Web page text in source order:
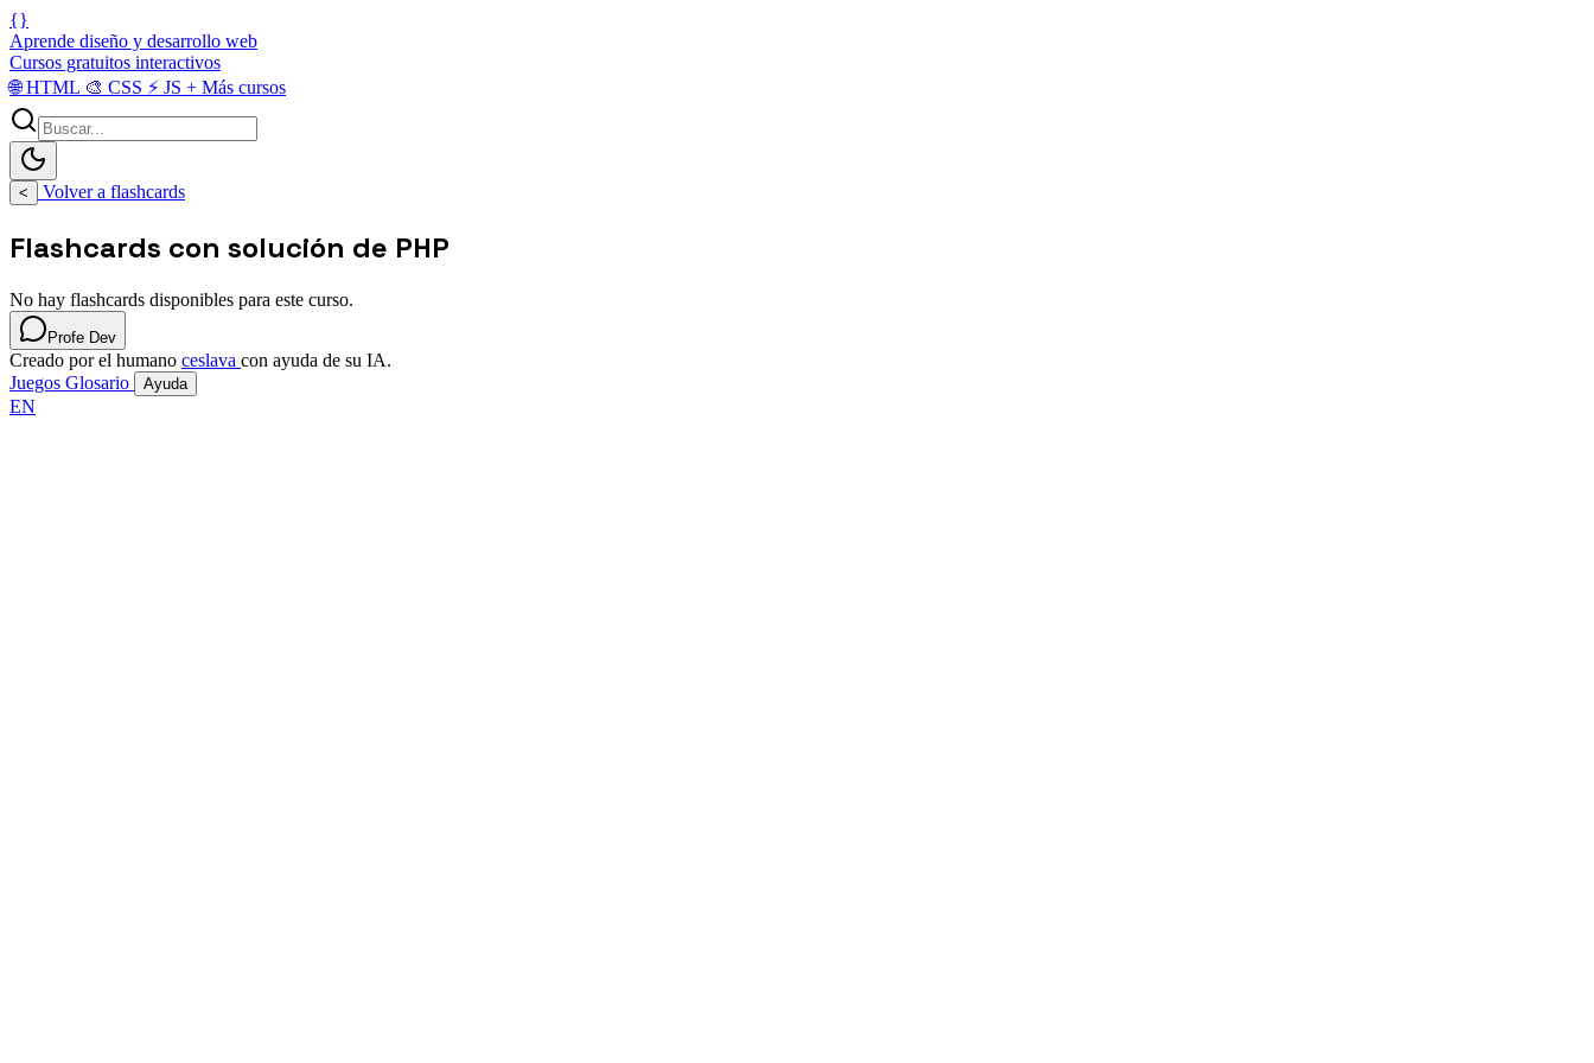
{}
Aprende diseño y desarrollo web
Cursos gratuitos interactivos
🌐HTML 🎨 CSS ⚡ JS + Más cursos
< Volver a flashcards
Flashcards con solución de PHP
No hay flashcards disponibles para este curso.
Profe Dev
Creado por el humano ceslava con ayuda de su IA.
Juegos Glosario Ayuda
EN